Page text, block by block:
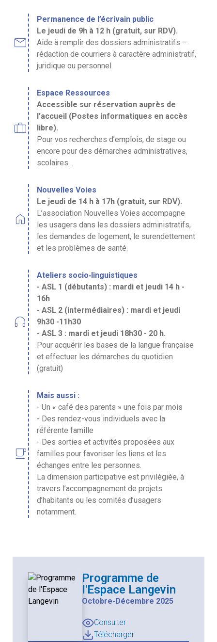
mail
Permanence de l’écrivain public
Le jeudi de 9h à 12 h (gratuit, sur RDV).
Aide à remplir des dossiers administratifs –
rédaction de courriers à caractère administratif,
juridique ou personnel.
trip
Espace Ressources
Accessible sur réservation auprès de
l’accueil (Postes informatiques en accès
libre).
Pour vos recherches d’emplois, de stage ou
encore pour des démarches administratives,
scolaires…
home
Nouvelles Voies
Le jeudi de 14 h à 17h (gratuit, sur RDV).
L’association Nouvelles Voies accompagne
les usagers dans les dossiers administratifs,
les demandes de logement, le surendettement
et les problèmes de santé.
headphones
Ateliers socio‐linguistiques
- ASL 1 (débutants) : mardi et jeudi 14 h -
16h
- ASL 2 (intermédiaires) : mardi et jeudi
9h30 -11h30
- ASL 3 : mardi et jeudi 18h30 - 20 h.
Pour acquérir les bases de la langue française
et effectuer les démarches du quotidien
(gratuit)
local_cafe
Mais aussi :
- Un « café des parents » une fois par mois
- Des rendez-vous individuels avec la
référente famille
- Des sorties et activités proposées aux
familles pour favoriser les liens et les
échanges entre les personnes.
La dimension participative est privilégiée, à
travers l’accompagnement de projets
d’habitants ou les comités d’usagers
notamment.
Programme de
l'Espace Langevin
Octobre-Décembre 2025
Consulter
Télécharger